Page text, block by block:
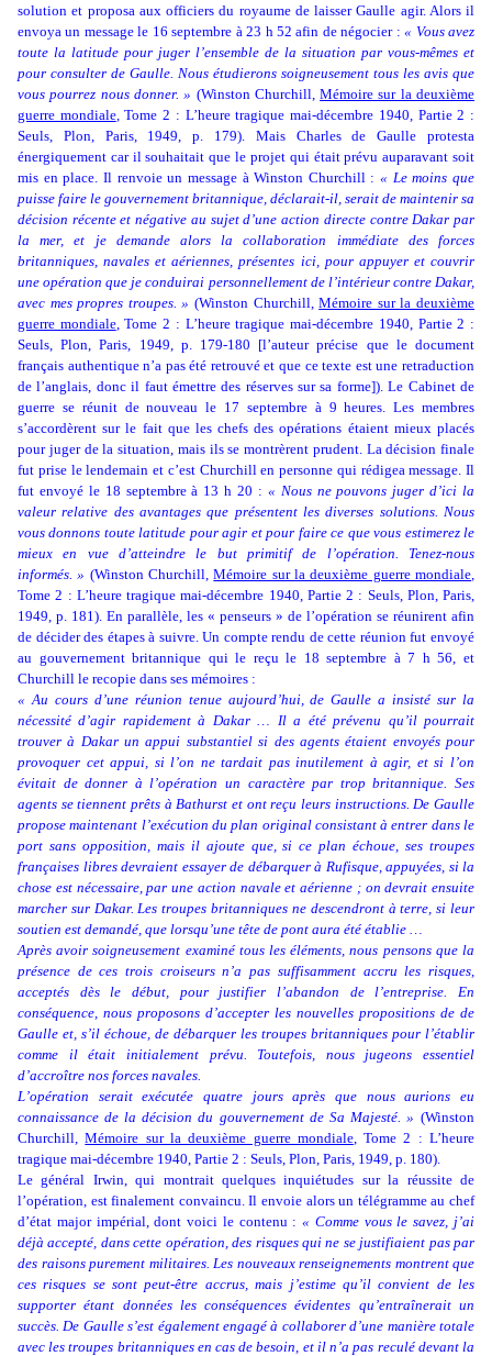
solution et proposa aux officiers du royaume de laisser Gaulle agir. Alors il
envoya un message le 16 septembre à 23 h 52 afin de négocier :« Vous avez
toute la latitude pour juger l’ensemble de la situation par vous-mêmes et
pour consulter de Gaulle. Nous étudierons soigneusement tous les avis que
vous pourrez nous donner. » (Winston Churchill,Mémoire sur la deuxième
guerre mondiale, Tome 2 : L’heure tragique mai-décembre 1940, Partie 2 :
Seuls, Plon, Paris, 1949, p. 179). Mais Charles de Gaulle protesta
énergiquement car il souhaitait que le projet qui était prévu auparavant soit
mis en place. Il renvoie un message à Winston Churchill :« Le moins que
puisse faire le gouvernement britannique, déclarait-il, serait de maintenir sa
décision récente et négative au sujet d’une action directe contre Dakar par
la mer, et je demande alors la collaboration immédiate des forces
britanniques, navales et aériennes, présentes ici, pour appuyer et couvrir
une opération que je conduirai personnellement de l’intérieur contre Dakar,
avec mes propres troupes. » (Winston Churchill,Mémoire sur la deuxième
guerre mondiale, Tome 2 : L’heure tragique mai-décembre 1940, Partie 2 :
Seuls, Plon, Paris, 1949, p. 179-180 [l’auteur précise que le document
français authentique n’a pas été retrouvé et que ce texte est une retraduction
de l’anglais, donc il faut émettre des réserves sur sa forme]). Le Cabinet de
guerre se réunit de nouveau le 17 septembre à 9 heures. Les membres
s’accordèrent sur le fait que les chefs des opérations étaient mieux placés
pour juger de la situation, mais ils se montrèrent prudent. La décision finale
fut prise le lendemain et c’est Churchill en personne qui rédigea message. Il
fut envoyé le 18 septembre à 13 h 20 : « Nous ne pouvons juger d’ici la
valeur relative des avantages que présentent les diverses solutions. Nous
vous donnons toute latitude pour agir et pour faire ce que vous estimerez le
mieux en vue d’atteindre le but primitif de l’opération. Tenez-nous
informés. » (Winston Churchill,Mémoire sur la deuxième guerre mondiale,
Tome 2 : L’heure tragique mai-décembre 1940, Partie 2 : Seuls, Plon, Paris,
1949, p. 181). En parallèle, les « penseurs » de l’opération se réunirent afin
de décider des étapes à suivre. Un compte rendu de cette réunion fut envoyé
au gouvernement britannique qui le reçu le 18 septembre à 7 h 56, et
Churchill le recopie dans ses mémoires :
« Au cours d’une réunion tenue aujourd’hui, de Gaulle a insisté sur la
nécessité d’agir rapidement à Dakar … Il a été prévenu qu’il pourrait
trouver à Dakar un appui substantiel si des agents étaient envoyés pour
provoquer cet appui, si l’on ne tardait pas inutilement à agir, et si l’on
évitait de donner à l’opération un caractère par trop britannique. Ses
agents se tiennent prêts à Bathurst et ont reçu leurs instructions. De Gaulle
propose maintenant l’exécution du plan original consistant à entrer dans le
port sans opposition, mais il ajoute que, si ce plan échoue, ses troupes
françaises libres devraient essayer de débarquer à Rufisque, appuyées, si la
chose est nécessaire, par une action navale et aérienne ; on devrait ensuite
marcher sur Dakar. Les troupes britanniques ne descendront à terre, si leur
soutien est demandé, que lorsqu’une tête de pont aura été établie …
Après avoir soigneusement examiné tous les éléments, nous pensons que la
présence de ces trois croiseurs n’a pas suffisamment accru les risques,
acceptés dès le début, pour justifier l’abandon de l’entreprise. En
conséquence, nous proposons d’accepter les nouvelles propositions de de
Gaulle et, s’il échoue, de débarquer les troupes britanniques pour l’établir
comme il était initialement prévu. Toutefois, nous jugeons essentiel
d’accroître nos forces navales.
L’opération serait exécutée quatre jours après que nous aurions eu
connaissance de la décision du gouvernement de Sa Majesté. » (Winston
Churchill,Mémoire sur la deuxième guerre mondiale, Tome 2 : L’heure
tragique mai-décembre 1940, Partie 2 : Seuls, Plon, Paris, 1949, p. 180).
Le général Irwin, qui montrait quelques inquiétudes sur la réussite de
l’opération, est finalement convaincu. Il envoie alors un télégramme au chef
d’état major impérial, dont voici le contenu :« Comme vous le savez, j’ai
déjà accepté, dans cette opération, des risques qui ne se justifiaient pas par
des raisons purement militaires. Les nouveaux renseignements montrent que
ces risques se sont peut-être accrus, mais j’estime qu’il convient de les
supporter étant données les conséquences évidentes qu’entraînerait un
succès. De Gaulle s’est également engagé à collaborer d’une manière totale
avec les troupes britanniques en cas de besoin, et il n’a pas reculé devant la